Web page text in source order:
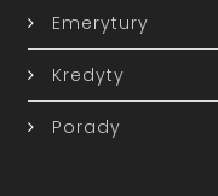
Emerytury
Kredyty
Porady